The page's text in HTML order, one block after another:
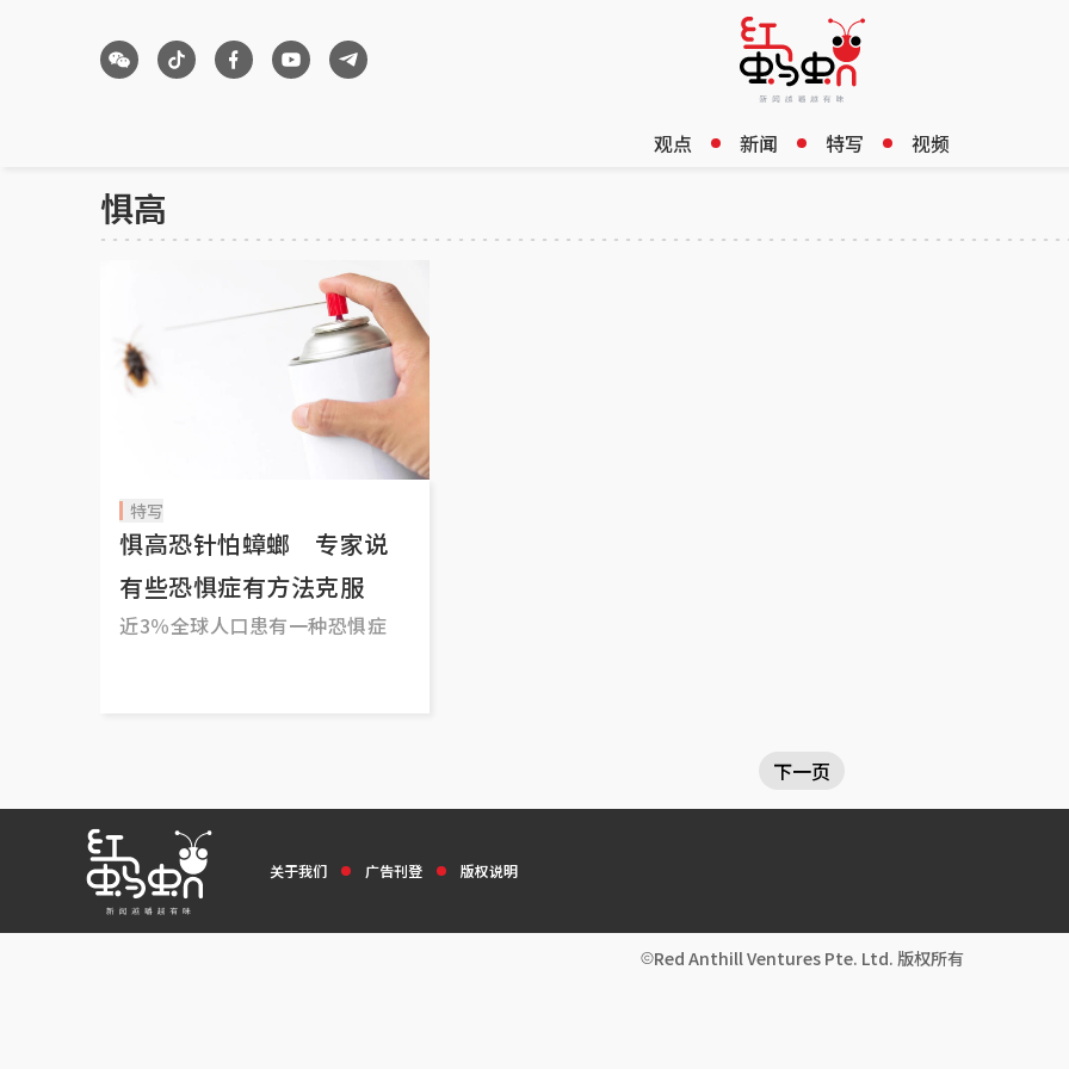
观点 新闻 特写 视频
惧高
特写
惧高恐针怕蟑螂 专家说
有些恐惧症有方法克服
近3％全球人口患有一种恐惧症
下一页
关于我们 广告刊登 版权说明
Red Anthill Ventures Pte. Ltd. 版权所有